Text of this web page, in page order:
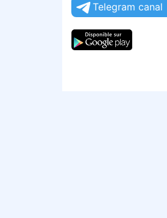
Telegram canal